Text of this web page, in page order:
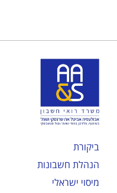
ביקורת
הנהלת חשבונות
מיסוי ישראלי